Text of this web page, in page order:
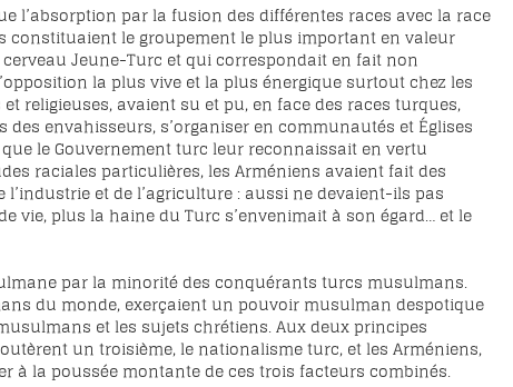
l’absorption par la fusion des différentes races avec la race
constituaient le groupement le plus important en valeur
Jeune-Turc et qui correspondait en fait non
la plus vive et la plus énergique surtout chez les
religieuses, avaient su et pu, en face des races turques,
envahisseurs, s’organiser en communautés et Églises
le Gouvernement turc leur reconnaissait en vertu
raciales particulières, les Arméniens avaient fait des
et de l’agriculture : aussi ne devaient-ils pas
vie, plus la haine du Turc s’envenimait à son égard… et le
par la minorité des conquérants turcs musulmans.
du monde, exerçaient un pouvoir musulman despotique
et les sujets chrétiens. Aux deux principes
un troisième, le nationalisme turc, et les Arméniens,
à la poussée montante de ces trois facteurs combinés.